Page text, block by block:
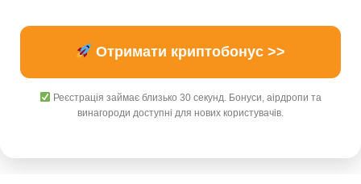
Отримати криптобонус >>
Реєстрація займає близько 30 секунд. Бонуси, аірдропи та
винагороди доступні для нових користувачів.